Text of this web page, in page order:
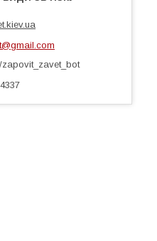
zapovit_zavet_bot